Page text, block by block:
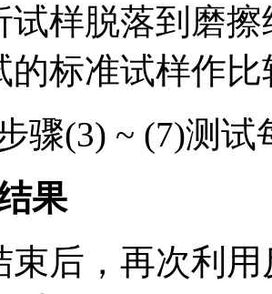
试样脱落到磨
的标准试样作比
骤(3) ~ (7)测试
果
束后，再次利